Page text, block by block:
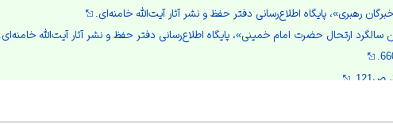
و نشر آثار آیت‌الله خامنه‌ای.
پایگاه اطلاع‌رسانی دفتر حفظ و نشر آثار آیت‌الله خامنه‌ای.
پایگاه اطلاع‌رسانی دفتر حفظ و نشر آثار آیت‌الله خامنه‌ای.